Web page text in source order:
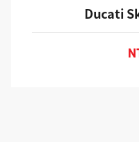
Ducati